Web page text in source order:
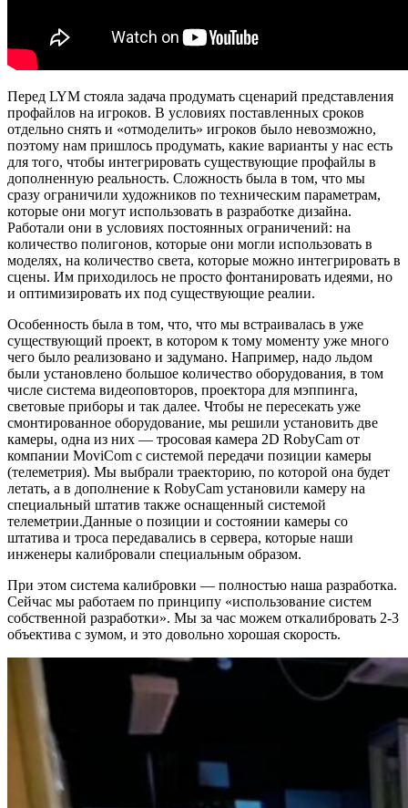
Перед LYM стояла задача продумать сценарий представления
профайлов на игроков. В условиях поставленных сроков
отдельно снять и «отмоделить» игроков было невозможно,
поэтому нам пришлось продумать, какие варианты у нас есть
для того, чтобы интегрировать существующие профайлы в
дополненную реальность. Сложность была в том, что мы
сразу ограничили художников по техническим параметрам,
которые они могут использовать в разработке дизайна.
Работали они в условиях постоянных ограничений: на
количество полигонов, которые они могли использовать в
моделях, на количество света, которые можно интегрировать в
сцены. Им приходилось не просто фонтанировать идеями, но
и оптимизировать их под существующие реалии.
Особенность была в том, что, что мы встраивалась в уже
существующий проект, в котором к тому моменту уже много
чего было реализовано и задумано. Например, надо льдом
были установлено большое количество оборудования, в том
числе система видеоповторов, проектора для мэппинга,
световые приборы и так далее. Чтобы не пересекать уже
смонтированное оборудование, мы решили установить две
камеры, одна из них — тросовая камера 2D RobyCam от
компании MoviCom с системой передачи позиции камеры
(телеметрия). Мы выбрали траекторию, по которой она будет
летать, а в дополнение к RobyCam установили камеру на
специальный штатив также оснащенный системой
телеметрии.Данные о позиции и состоянии камеры со
штатива и троса передавались в сервера, которые наши
инженеры калибровали специальным образом.
При этом система калибровки — полностью наша разработка.
Сейчас мы работаем по принципу «использование систем
собственной разработки». Мы за час можем откалибровать 2-3
объектива с зумом, и это довольно хорошая скорость.